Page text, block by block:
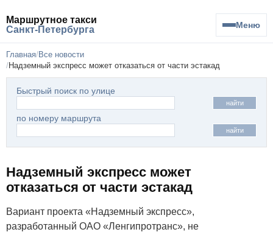
Маршрутное такси
Санкт-Петербурга
Меню
Главная Все новости
Надземный экспресс может отказаться от части эстакад
Быстрый поиск по улице
найти
по номеру маршрута
найти
Надземный экспресс может
отказаться от части эстакад
Вариант проекта «Надземный экспресс»,
разработанный ОАО «Ленгипротранс», не